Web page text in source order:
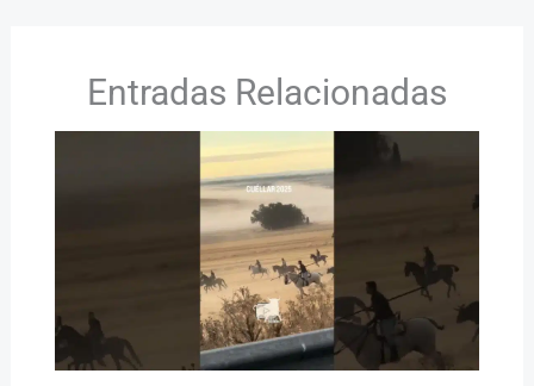
Entradas Relacionadas